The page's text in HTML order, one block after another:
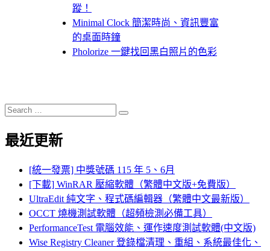
蹤！
Minimal Clock 簡潔時尚、資訊豐富
的桌面時鐘
Pholorize 一鍵找回黑白照片的色彩
Search
for:
Search
最近更新
[統一發票] 中獎號碼 115 年 5、6月
[下載] WinRAR 壓縮軟體（繁體中文版+免費版）
UltraEdit 純文字、程式碼編輯器（繁體中文最新版）
OCCT 燒機測試軟體（超頻檢測必備工具）
PerformanceTest 電腦效能、運作速度測試軟體(中文版)
Wise Registry Cleaner 登錄檔清理、重組、系統最佳化、